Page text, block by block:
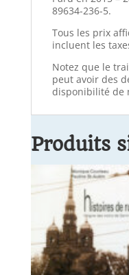
89634-236-5.
Tous les prix
incluent les
Notez que le
peut avoir des
disponibilité de
Produits